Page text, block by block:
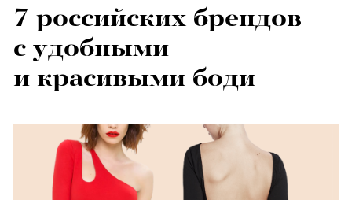
7 российских брендов
с удобными
и красивыми боди